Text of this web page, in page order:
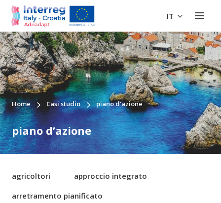
IT
Home Casi studio piano d’azione
piano d’azione
agricoltori
approccio integrato
arretramento pianificato